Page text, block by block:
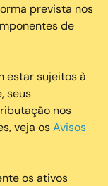
prevista nos
de
estar sujeitos à
seus
nos
veja osAvisos
os ativos